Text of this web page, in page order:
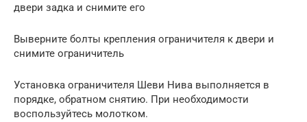
двери задка и снимите его
Выверните болты крепления ограничителя к двери и
снимите ограничитель
Установка ограничителя Шеви Нива выполняется в
порядке, обратном снятию. При необходимости
воспользуйтесь молотком.